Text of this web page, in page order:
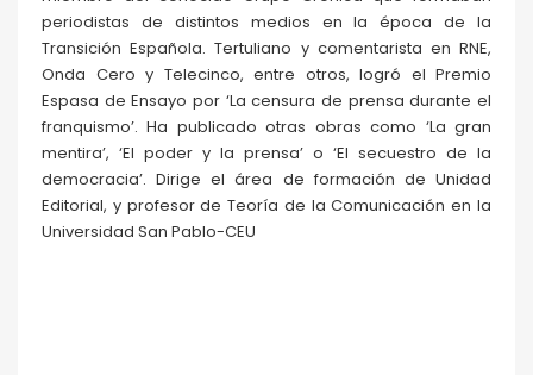
periodistas de distintos medios en la época de la
Transición Española. Tertuliano y comentarista en RNE,
Onda Cero y Telecinco, entre otros, logró el Premio
Espasa de Ensayo por ‘La censura de prensa durante el
franquismo’. Ha publicado otras obras como ‘La gran
mentira’, ‘El poder y la prensa’ o ‘El secuestro de la
democracia’. Dirige el área de formación de Unidad
Editorial, y profesor de Teoría de la Comunicación en la
Universidad San Pablo-CEU